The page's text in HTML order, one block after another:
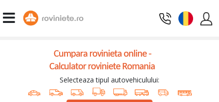
Cumpara rovinieta online -
Calculator roviniete Romania
Selecteaza tipul autovehiculului: